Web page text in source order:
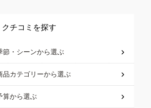
クチコミを探す
節・シーンから選ぶ
品カテゴリーから選ぶ
算から選ぶ